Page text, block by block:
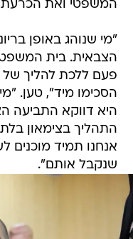
המשפטי ואת הכרעת
"מי שנוהג באופן
הצבאית. בית
פעם ללכת להליך של
הסכימו מיד", טען.
היא דווקא התביעה
התהליך בצימאון
אנחנו תמיד מוכנים
שנקבל אותם".